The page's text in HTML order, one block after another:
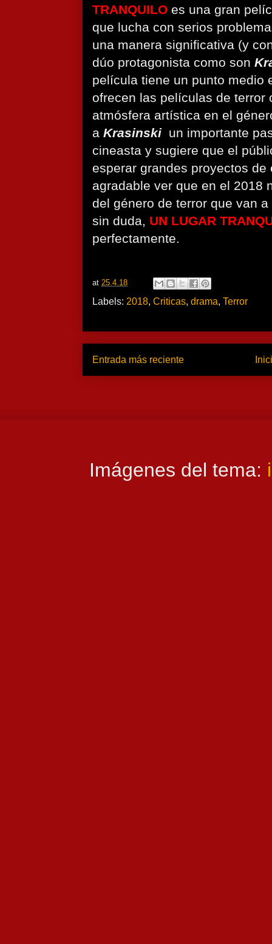
TRANQUILO es una gran
que lucha con serios
una manera significativa (y
dúo protagonista como son
película tiene un punto medio
ofrecen las películas de terror
atmósfera artística en el
a Krasinski un importante
cineasta y sugiere que el
esperar grandes proyectos de
agradable ver que en el 2018
del género de terror que van
sin duda, UN LUGAR
perfectamente.
at 25.4.18
Labels: 2018, Criticas, drama, Terror
Entrada más reciente
Imágenes del tema: